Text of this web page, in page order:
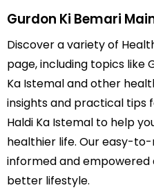
Gurdon Ki Bemari
Discover a variety of
page, including topics like
Ka Istemal and other
insights and practical tips
Haldi Ka Istemal to help
healthier life. Our easy-
informed and empowered
better lifestyle.